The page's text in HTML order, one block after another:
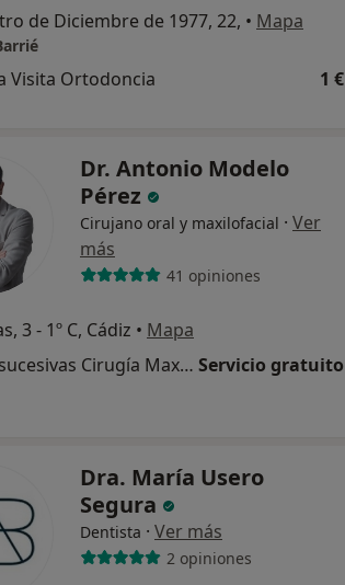
de Diciembre de 1977, 22, • Mapa
Visita Ortodoncia 1 €
Dr. Antonio Modelo
Pérez
Cirujano oral y maxilofacial · Ver
más
41 opiniones
3 - 1º C, Cádiz • Mapa
Visitas sucesivas Cirugía Maxilofacial Servicio gratuito
Dra. María Usero
Segura
Dentista · Ver más
2 opiniones